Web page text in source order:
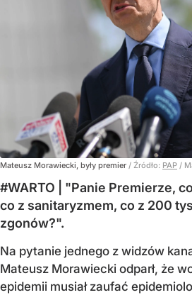
Mateusz Morawiecki, były premier / Źródło: PAP /
#WARTO | "Panie Premierze,
co z sanitaryzmem, co z 200
zgonów?".
Na pytanie jednego z widzów
Mateusz Morawiecki odparł, że
epidemii musiał zaufać